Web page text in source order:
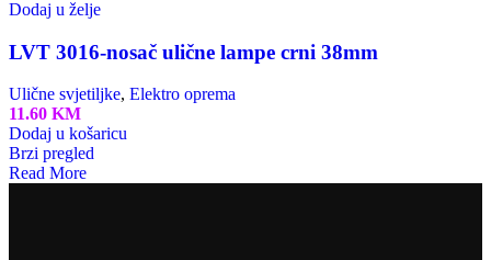
Dodaj u želje
LVT 3016-nosač ulične lampe crni 38mm
Ulične svjetiljke, Elektro oprema
11.60 KM
Dodaj u košaricu
Brzi pregled
Read More